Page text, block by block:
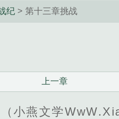
纪 > 第十三章挑战
上一章
（小燕文学